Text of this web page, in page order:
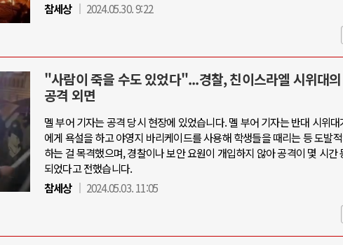
참세상
2024.05.30. 9:22
"사람이 죽을 수도 있었다"...경찰, 친이스라엘 시위대
공격 외면
멜 부어 기자는 공격 당시 현장에 있었습니다. 멜 부어 기자는 반대 시위
에게 욕설을 하고 야영지 바리케이드를 사용해 학생들을 때리는 등 도발
하는 걸 목격했으며, 경찰이나 보안 요원이 개입하지 않아 공격이 몇 시간
되었다고 전했습니다.
참세상
2024.05.03. 11:05